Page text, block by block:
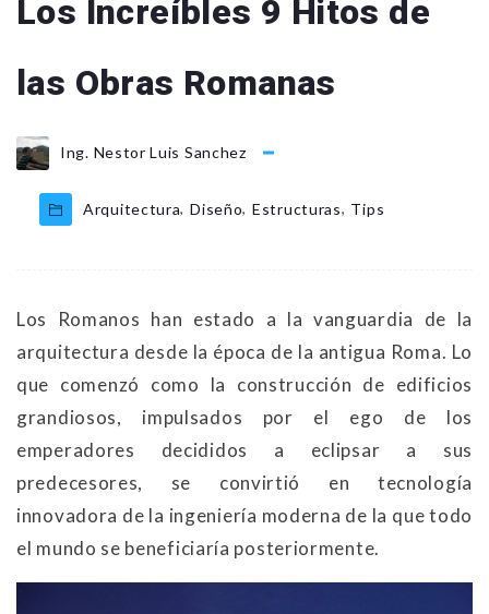
Los Increíbles 9 Hitos de
las Obras Romanas
Ing. Nestor Luis Sanchez
Arquitectura, Diseño, Estructuras, Tips
Los Romanos han estado a la vanguardia de la
arquitectura desde la época de la antigua Roma. Lo
que comenzó como la construcción de edificios
grandiosos, impulsados por el ego de los
emperadores decididos a eclipsar a sus
predecesores, se convirtió en tecnología
innovadora de la ingeniería moderna de la que todo
el mundo se beneficiaría posteriormente.